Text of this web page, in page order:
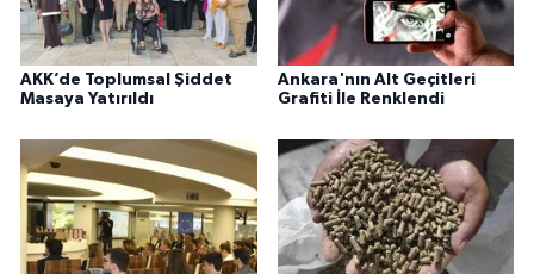
AKK’de Toplumsal Şiddet
Masaya Yatırıldı
Ankara'nın Alt Geçitleri
Grafiti İle Renklendi